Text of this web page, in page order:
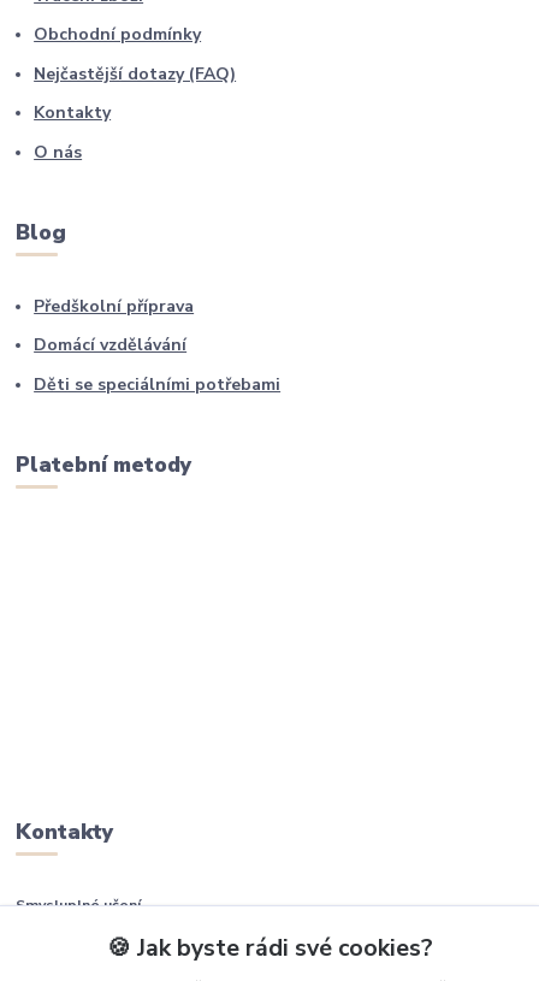
Obchodní podmínky
Nejčastější dotazy (FAQ)
Kontakty
O nás
Blog
Předškolní příprava
Domácí vzdělávání
Děti se speciálními potřebami
Platební metody
Kontakty
Smysluplné učení
+420 737 937 936🍪 Jak byste rádi své cookies?